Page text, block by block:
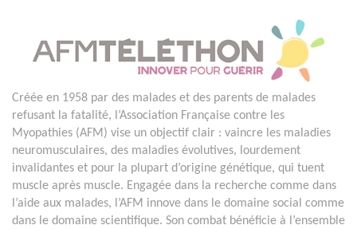
Créée en 1958 par des malades et des parents de malades
refusant la fatalité, l’Association Française contre les
Myopathies (AFM) vise un objectif clair : vaincre les maladies
neuromusculaires, des maladies évolutives, lourdement
invalidantes et pour la plupart d’origine génétique, qui tuent
muscle après muscle. Engagée dans la recherche comme dans
l’aide aux malades, l’AFM innove dans le domaine social comme
dans le domaine scientifique. Son combat bénéficie à l’ensemble